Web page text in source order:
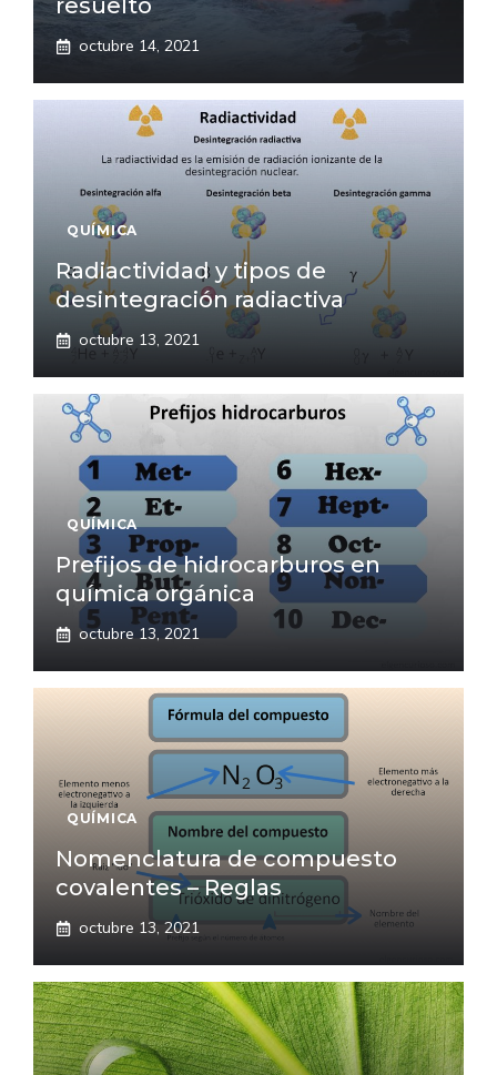
resuelto
octubre 14, 2021
QUÍMICA
Radiactividad y tipos de
desintegración radiactiva
octubre 13, 2021
QUÍMICA
Prefijos de hidrocarburos en
química orgánica
octubre 13, 2021
QUÍMICA
Nomenclatura de compuesto
covalentes – Reglas
octubre 13, 2021